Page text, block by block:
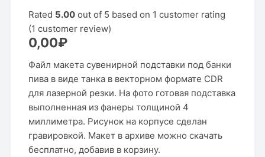
Rated 5.00 out of 5 based on 1 customer rating
(1 customer review)
0,00₽
Файл макета сувенирной подставки под банки
пива в виде танка в векторном формате CDR
для лазерной резки. На фото готовая подставка
выполненная из фанеры толщиной 4
миллиметра. Рисунок на корпусе сделан
гравировкой. Макет в архиве можно скачать
бесплатно, добавив в корзину.